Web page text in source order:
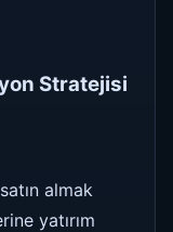
Stratejisi
satın almak
yatırım